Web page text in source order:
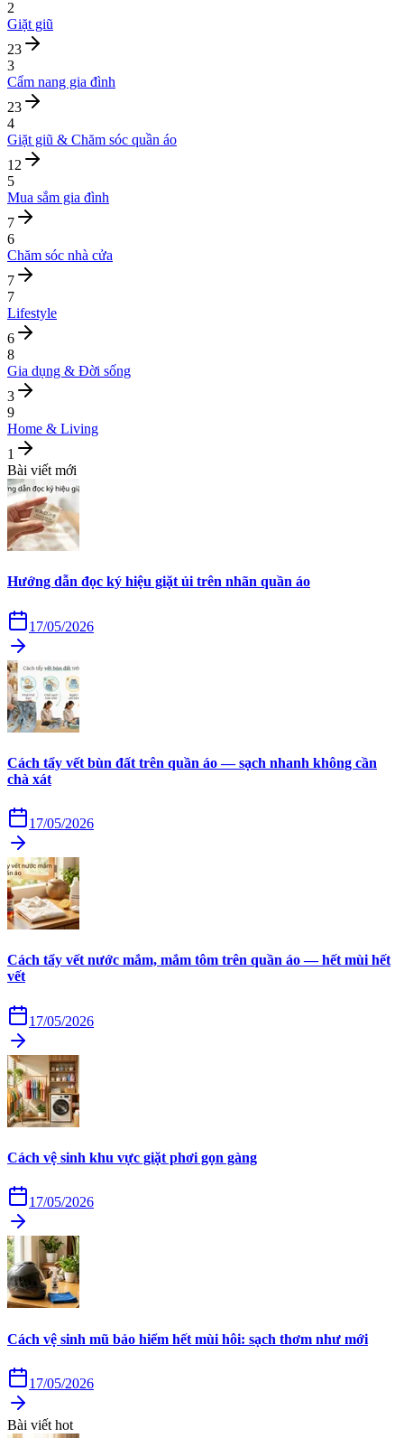
2
Giặt giũ
23
3
Cẩm nang gia đình
23
4
Giặt giũ & Chăm sóc quần áo
12
5
Mua sắm gia đình
7
6
Chăm sóc nhà cửa
7
7
Lifestyle
6
8
Gia dụng & Đời sống
3
9
Home & Living
1
Bài viết mới
Hướng dẫn đọc ký hiệu giặt ủi trên nhãn quần áo
17/05/2026
Cách tẩy vết bùn đất trên quần áo — sạch nhanh không cần
chà xát
17/05/2026
Cách tẩy vết nước mắm, mắm tôm trên quần áo — hết mùi hết
vết
17/05/2026
Cách vệ sinh khu vực giặt phơi gọn gàng
17/05/2026
Cách vệ sinh mũ bảo hiểm hết mùi hôi: sạch thơm như mới
17/05/2026
Bài viết hot